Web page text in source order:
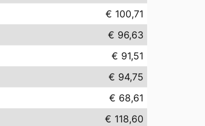
€ 100,71
€ 96,63
€ 91,51
€ 94,75
€ 68,61
€ 118,60